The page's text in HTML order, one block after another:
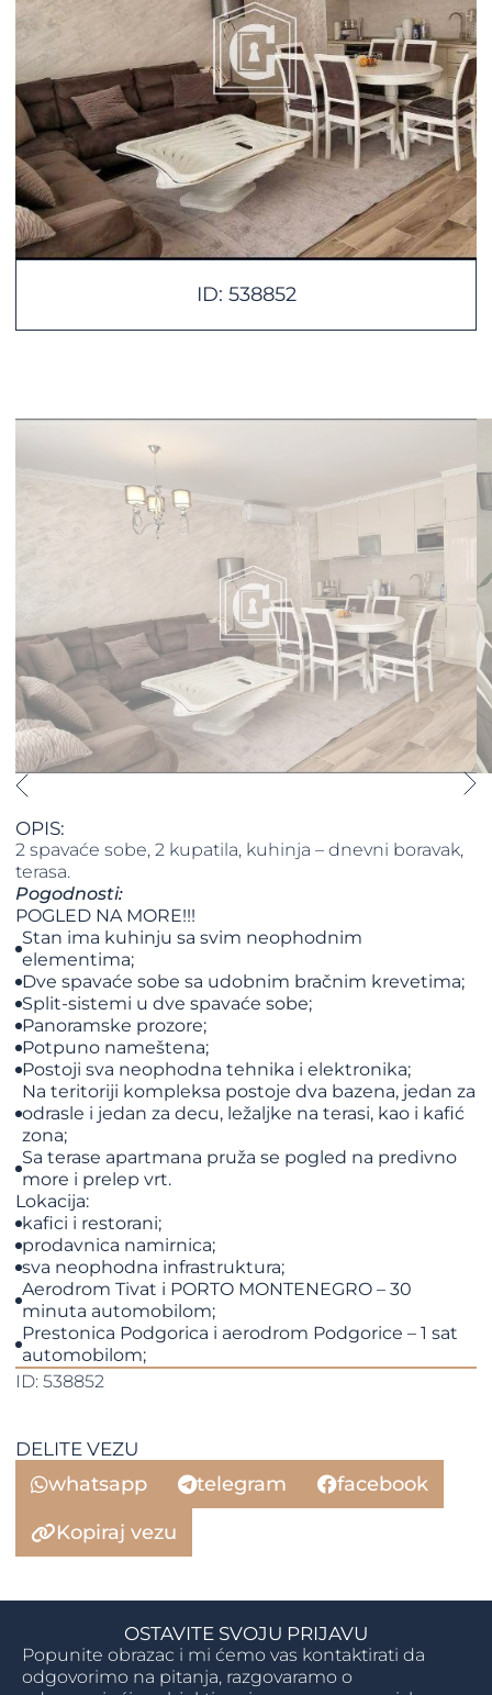
ID: 538852
OPIS:
2 spavaće sobe, 2 kupatila, kuhinja – dnevni boravak,
terasa.
Pogodnosti:
​​​​​​​POGLED NA MORE!!!
Stan ima kuhinju sa svim neophodnim
elementima;
Dve spavaće sobe sa udobnim bračnim krevetima;
Split-sistemi u dve spavaće sobe;
Panoramske prozore;
Potpuno nameštena;
Postoji sva neophodna tehnika i elektronika;
Na teritoriji kompleksa postoje dva bazena, jedan za
odrasle i jedan za decu, ležaljke na terasi, kao i kafić
zona;
Sa terase apartmana pruža se pogled na predivno
more i prelep vrt.
Lokacija:
kafici i restorani;
prodavnica namirnica;
sva neophodna infrastruktura;
Aerodrom Tivat i PORTO MONTENEGRO – 30
minuta automobilom;
Prestonica Podgorica i aerodrom Podgorice – 1 sat
automobilom;
ID: 538852
DELITE VEZU
whatsapp telegram
facebook
Kopiraj vezu
OSTAVITE SVOJU PRIJAVU
Popunite obrazac i mi ćemo vas kontaktirati da
odgovorimo na pitanja, razgovaramo o